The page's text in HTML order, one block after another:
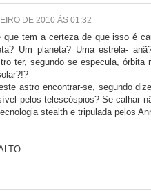
DE 2010 ÀS 01:32
que tem a certeza de que isso é
Um planeta? Uma estrela-
ter, segundo se especula, órbita
astro encontrar-se, segundo
pelos telescóspios? Se calhar
stealth e tripulada pelos